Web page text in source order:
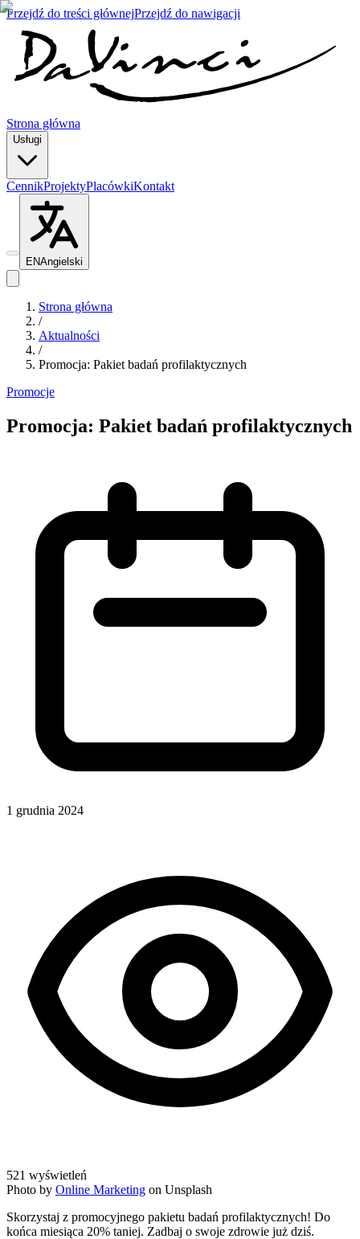
Przejdź do treści głównejPrzejdź do nawigacji
Strona główna
Usługi
CennikProjektyPlacówkiKontakt
ENAngielski
Strona główna
/
Aktualności
/
Promocja: Pakiet badań profilaktycznych
Promocje
Promocja: Pakiet badań profilaktycznych
1 grudnia 2024
521 wyświetleń
Photo by Online Marketing on Unsplash
Skorzystaj z promocyjnego pakietu badań profilaktycznych! Do
końca miesiąca 20% taniej. Zadbaj o swoje zdrowie już dziś.